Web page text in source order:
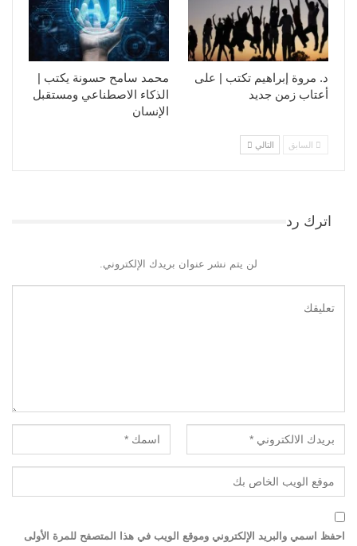
محمد سامح حسونة يكتب |
الذكاء الاصطناعي ومستقبل
الإنسان
د. مروة إبراهيم تكتب | على
أعتاب زمن جديد
السابق التالي
اترك رد
لن يتم نشر عنوان بريدك الإلكتروني.
احفظ اسمي والبريد الإلكتروني وموقع الويب في هذا المتصفح للمرة الأولى